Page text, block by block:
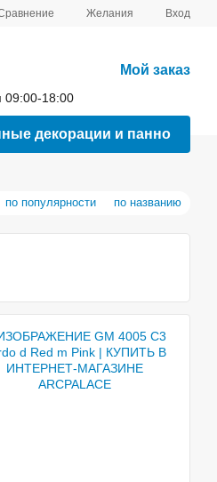
Желания Вход
09:00-18:00
Мой заказ
декорации и панно
по популярности по названию